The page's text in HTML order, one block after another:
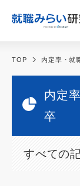
TOP 内定率・就
内定
卒
すべての